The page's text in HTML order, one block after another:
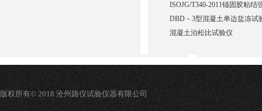
ISOJG/T340-2011锚固胶粘结
DBD－3型混凝土单边盐冻试
混凝土泊松比试验仪
版权所有© 2018 沧州路仪试验仪器有限公司